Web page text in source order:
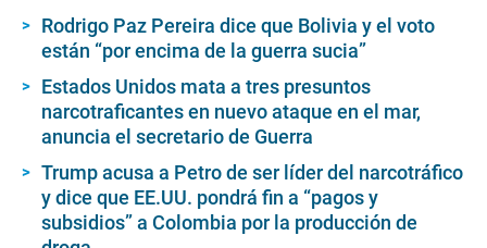
Rodrigo Paz Pereira dice que Bolivia y el voto
están “por encima de la guerra sucia”
Estados Unidos mata a tres presuntos
narcotraficantes en nuevo ataque en el mar,
anuncia el secretario de Guerra
Trump acusa a Petro de ser líder del narcotráfico
y dice que EE.UU. pondrá fin a “pagos y
subsidios” a Colombia por la producción de